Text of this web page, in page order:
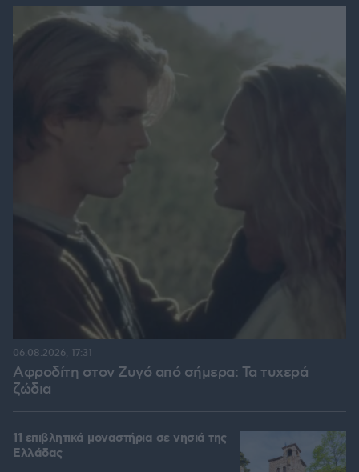
Αφροδίτη στον Ζυγό από σήμερα: Τα τυχερά
ζώδια
06.08.2026, 17:31
11 επιβλητικά μοναστήρια σε νησιά της
Ελλάδας